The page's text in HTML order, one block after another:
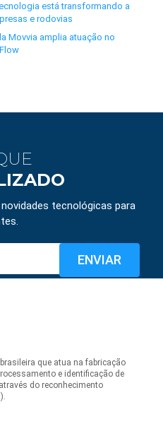
está transformando a
e rodovias
Movvia amplia atuação no
tecnológicas para
que atua na fabricação
e identificação de
do reconhecimento